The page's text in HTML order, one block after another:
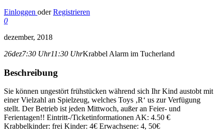
Einloggen oder Registrieren
0
dezember, 2018
26dez7:30 Uhr11:30 UhrKrabbel Alarm im Tucherland
Beschreibung
Sie können ungestört frühstücken während sich Ihr Kind austobt mit
einer Vielzahl an Spielzeug, welches Toys ‚R‘ us zur Verfügung
stellt. Der Betrieb ist jeden Mittwoch, außer an Feier- und
Ferientagen!! Eintritt-/Ticketinformationen AK: 4.50 €
Krabbelkinder: frei Kinder: 4€ Erwachsene: 4, 50€